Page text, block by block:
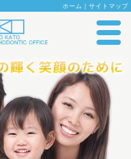
ホーム ｜ サイトマップ